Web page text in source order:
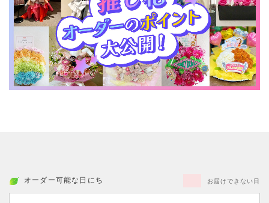
オーダー可能な日にち お届けできない日